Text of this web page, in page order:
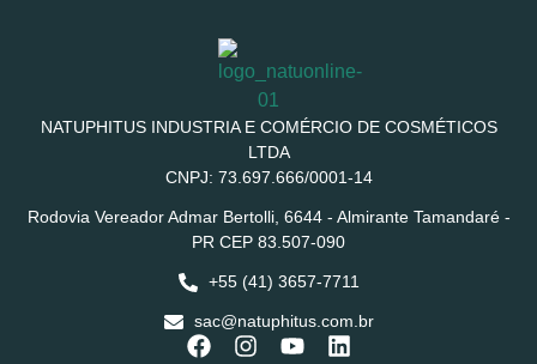
NATUPHITUS INDUSTRIA E COMÉRCIO DE COSMÉTICOS
LTDA
CNPJ: 73.697.666/0001-14
Rodovia Vereador Admar Bertolli, 6644 - Almirante Tamandaré -
PR CEP 83.507-090
+55 (41) 3657-7711
sac@natuphitus.com.br